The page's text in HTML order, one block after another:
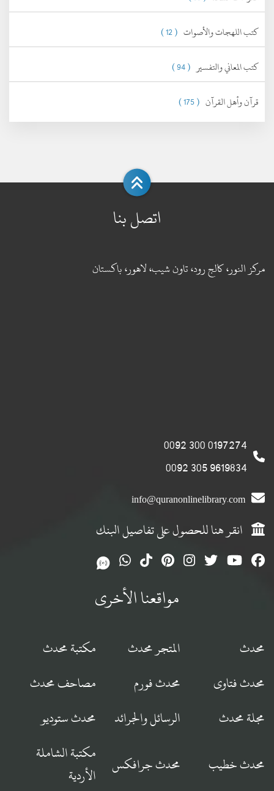
كتب اللهجات والأصوات ( 12 )
كتب المعاني والتفسير ( 94 )
قرآن وأهل القرآن ( 175 )
اتصل بنا
مركز النور، كالج رود، تاون شيب، لاهور، باكستان
0197274 300 0092
9619834 305 0092
info@quranonlinelibrary.com
انقر هنا للحصول على تفاصيل البنك
مواقعنا الأخرى
محدث المتجر محدث
مكتبة محدث
محدث فتاوى
محدث فورم
مصاحف محدث
مجلة محدث
الرسائل والجرائد محدث ستوديو
محدث خطيب محدث جرافكس
مكتبة الشاملة
الأردية